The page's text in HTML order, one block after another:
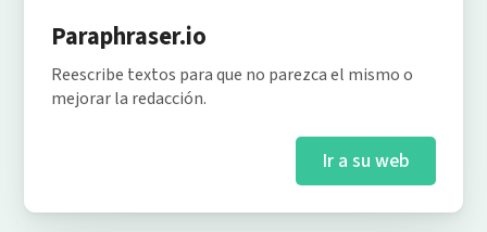
Paraphraser.io
Reescribe textos para que no parezca el mismo o
mejorar la redacción.
Ir a su web